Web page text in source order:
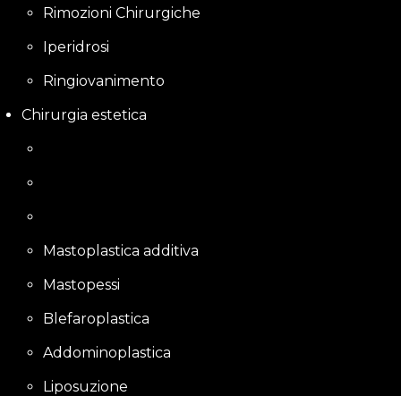
Rimozioni Chirurgiche
Iperidrosi
Ringiovanimento
Chirurgia estetica
Mastoplastica additiva
Mastopessi
Blefaroplastica
Addominoplastica
Liposuzione